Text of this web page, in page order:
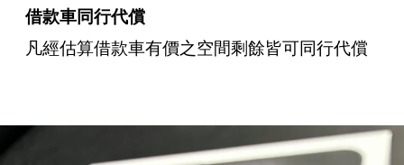
借款車同行代償
凡經估算借款車有價之空間剩餘皆可同行代償